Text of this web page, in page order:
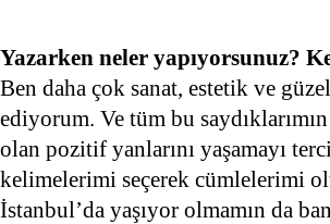
Yazarken neler yapıyorsunuz?
Ben daha çok sanat, estetik ve
ediyorum. Ve tüm bu
olan pozitif yanlarını yaşamayı
kelimelerimi seçerek cümlelerimi
İstanbul’da yaşıyor olmamın da